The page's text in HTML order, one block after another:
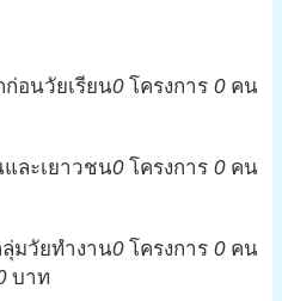
ก่อนวัยเรียน0โครงการ 0คน
และเยาวชน0โครงการ 0คน
มวัยทำงาน0โครงการ 0คน
บาท